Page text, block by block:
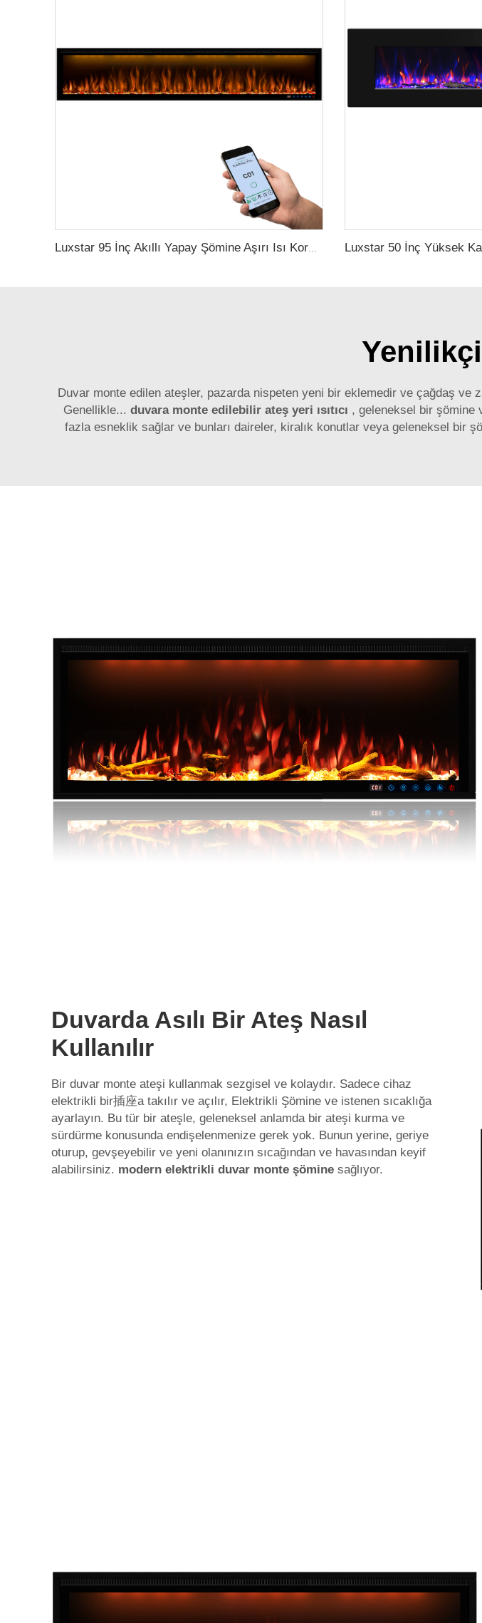
Luxstar 95 İnç Akıllı Yapay Şömine Aşırı Isı Koruma Elektrikli Şömine Isıtıcıları ile Isı
Duvar monte edilen ateşler, pazarda nispeten yeni bir eklemedir ve çağdaş ve
Genellikle... duvara monte edilebilir ateş yeri ısıtıcı , geleneksel bir şömine
fazla esneklik sağlar ve bunları daireler, kiralık konutlar veya geleneksel bir
Duvarda Asılı Bir Ateş Nasıl
Kullanılır
Bir duvar monte ateşi kullanmak sezgisel ve kolaydır. Sadece cihaz
elektrikli bir插座a takılır ve açılır, Elektrikli Şömine ve istenen sıcaklığa
ayarlayın. Bu tür bir ateşle, geleneksel anlamda bir ateşi kurma ve
sürdürme konusunda endişelenmenize gerek yok. Bunun yerine, geriye
oturup, gevşeyebilir ve yeni olanınızın sıcağından ve havasından keyif
alabilirsiniz. modern elektrikli duvar monte şömine sağlıyor.